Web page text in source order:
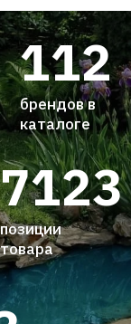
112
брендов в
каталоге
7123
позиции
товара